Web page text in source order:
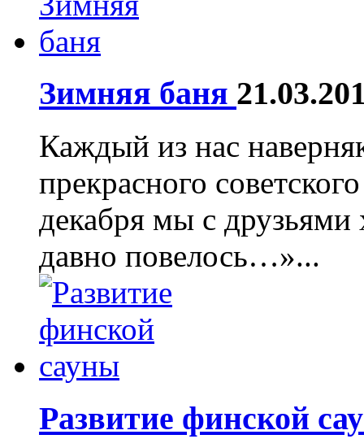
Зимняя баня
Каждый из нас
прекрасного
декабря мы с
давно повелось…»...
Развитие финской